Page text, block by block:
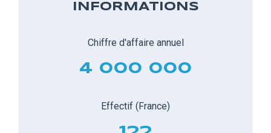
INFORMATIONS
Chiffre d'affaire annuel
4 000 000
Effectif (France)